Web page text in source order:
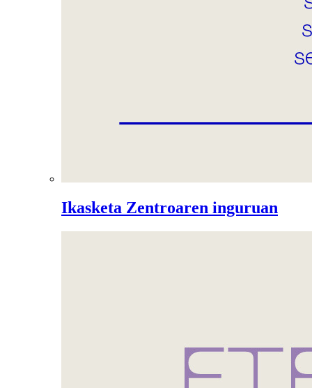
Ikasketa Zentroaren inguruan